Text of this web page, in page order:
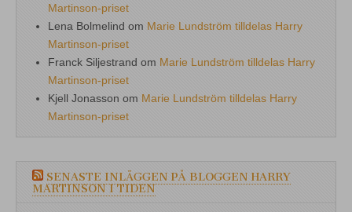
Martinson-priset
Lena Bolmelind om Marie Lundström tilldelas Harry
Martinson-priset
Franck Siljestrand om Marie Lundström tilldelas Harry
Martinson-priset
Kjell Jonasson om Marie Lundström tilldelas Harry
Martinson-priset
SENASTE INLÄGGEN PÅ BLOGGEN HARRY
MARTINSON I TIDEN